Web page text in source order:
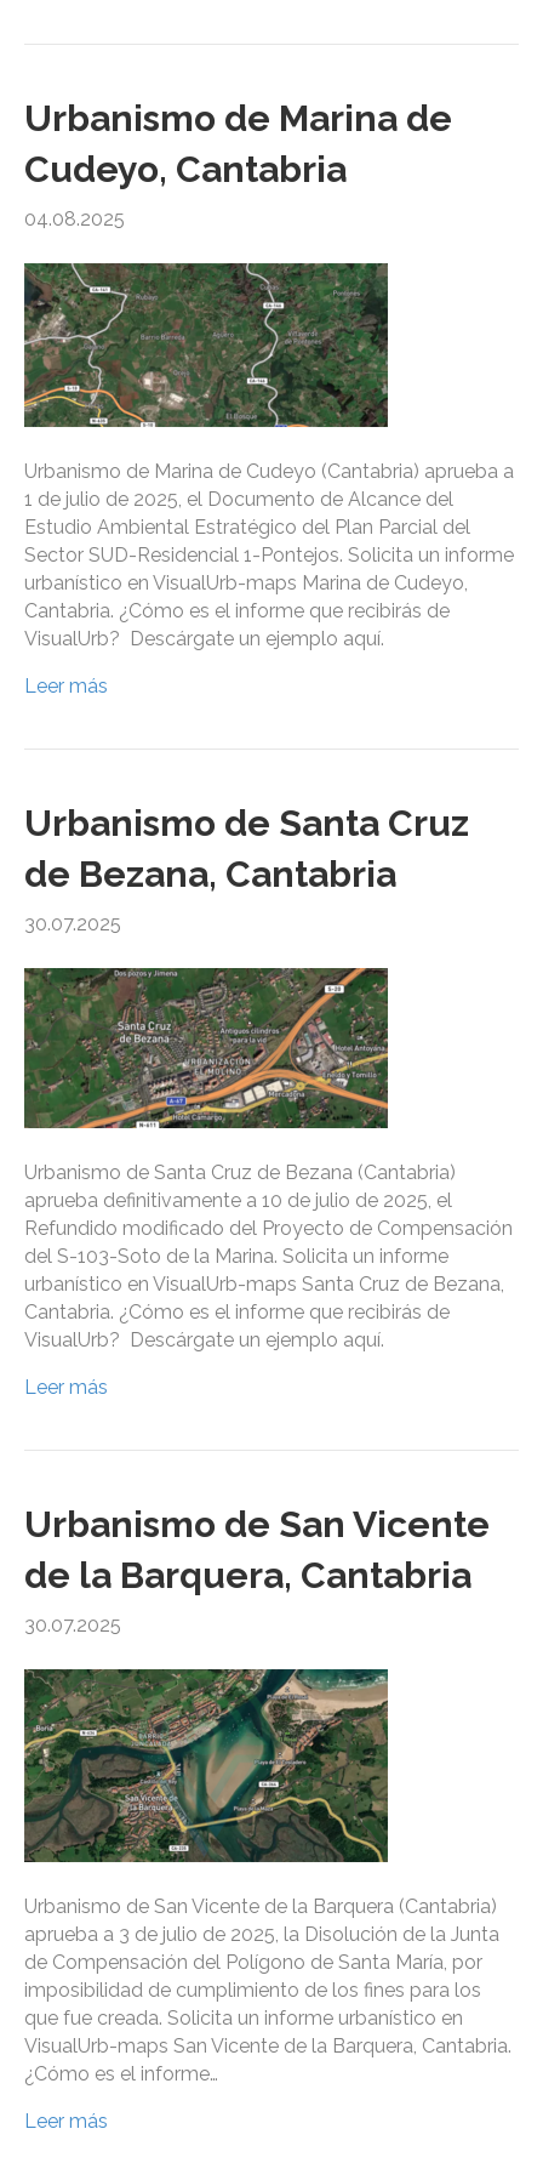
Urbanismo de Marina de
Cudeyo, Cantabria
04.08.2025
Urbanismo de Marina de Cudeyo (Cantabria) aprueba a
1 de julio de 2025, el Documento de Alcance del
Estudio Ambiental Estratégico del Plan Parcial del
Sector SUD-Residencial 1-Pontejos. Solicita un informe
urbanístico en VisualUrb-maps Marina de Cudeyo,
Cantabria. ¿Cómo es el informe que recibirás de
VisualUrb? Descárgate un ejemplo aquí.
Leer más
Urbanismo de Santa Cruz
de Bezana, Cantabria
30.07.2025
Urbanismo de Santa Cruz de Bezana (Cantabria)
aprueba definitivamente a 10 de julio de 2025, el
Refundido modificado del Proyecto de Compensación
del S-103-Soto de la Marina. Solicita un informe
urbanístico en VisualUrb-maps Santa Cruz de Bezana,
Cantabria. ¿Cómo es el informe que recibirás de
VisualUrb? Descárgate un ejemplo aquí.
Leer más
Urbanismo de San Vicente
de la Barquera, Cantabria
30.07.2025
Urbanismo de San Vicente de la Barquera (Cantabria)
aprueba a 3 de julio de 2025, la Disolución de la Junta
de Compensación del Polígono de Santa María, por
imposibilidad de cumplimiento de los fines para los
que fue creada. Solicita un informe urbanístico en
VisualUrb-maps San Vicente de la Barquera, Cantabria.
¿Cómo es el informe…
Leer más